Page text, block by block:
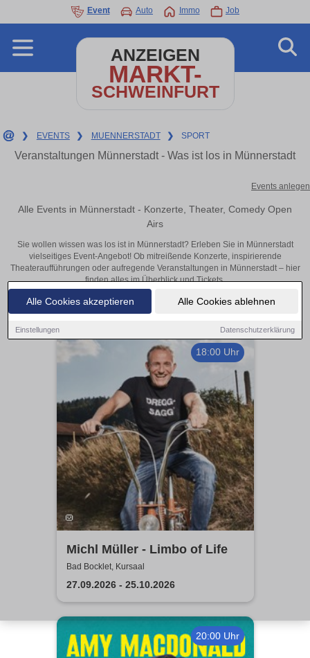
Alle Cookies akzeptieren Alle Cookies ablehnen
Einstellungen Datenschutzerklärung
Event Auto Immo Job
ANZEIGEN
MARKT-
SCHWEINFURT
❯ EVENTS ❯ MUENNERSTADT ❯ SPORT
Veranstaltungen Münnerstadt - Was ist los in Münnerstadt
Events anlegen
Alle Events in Münnerstadt - Konzerte, Theater, Comedy Open
Airs
Sie wollen wissen was los ist in Münnerstadt? Erleben Sie in Münnerstadt
vielseitiges Event-Angebot! Ob mitreißende Konzerte, inspirierende
Theateraufführungen oder aufregende Veranstaltungen in Münnerstadt – hier
finden alles im Überblick und Tickets.
18:00 Uhr
Michl Müller - Limbo of Life
Bad Bocklet, Kursaal
27.09.2026 - 25.10.2026
20:00 Uhr